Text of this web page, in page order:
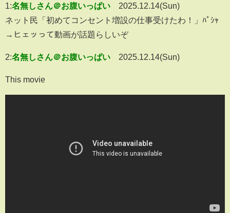
1:名無しさん＠お腹いっぱい
2025.12.14(Sun)
ネット民「初めてコンセント増設の仕事受けたわ！」ﾊﾟｼｬ
→ヒェッって動画が話題らしいぞ
2:名無しさん＠お腹いっぱい 2025.12.14(Sun)
This movie